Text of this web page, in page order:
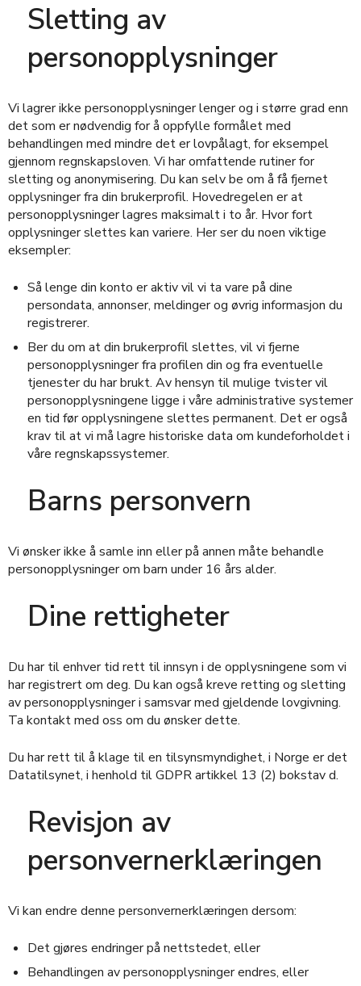
Sletting av
personopplysninger
Vi lagrer ikke personopplysninger lenger og i større grad enn
det som er nødvendig for å oppfylle formålet med
behandlingen med mindre det er lovpålagt, for eksempel
gjennom regnskapsloven. Vi har omfattende rutiner for
sletting og anonymisering. Du kan selv be om å få fjernet
opplysninger fra din brukerprofil. Hovedregelen er at
personopplysninger lagres maksimalt i to år. Hvor fort
opplysninger slettes kan variere. Her ser du noen viktige
eksempler:
Så lenge din konto er aktiv vil vi ta vare på dine
persondata, annonser, meldinger og øvrig informasjon du
registrerer.
Ber du om at din brukerprofil slettes, vil vi fjerne
personopplysninger fra profilen din og fra eventuelle
tjenester du har brukt. Av hensyn til mulige tvister vil
personopplysningene ligge i våre administrative systemer
en tid før opplysningene slettes permanent. Det er også
krav til at vi må lagre historiske data om kundeforholdet i
våre regnskapssystemer.
Barns personvern
Vi ønsker ikke å samle inn eller på annen måte behandle
personopplysninger om barn under 16 års alder.
Dine rettigheter
Du har til enhver tid rett til innsyn i de opplysningene som vi
har registrert om deg. Du kan også kreve retting og sletting
av personopplysninger i samsvar med gjeldende lovgivning.
Ta kontakt med oss om du ønsker dette.
Du har rett til å klage til en tilsynsmyndighet, i Norge er det
Datatilsynet, i henhold til GDPR artikkel 13 (2) bokstav d.
Revisjon av
personvernerklæringen
Vi kan endre denne personvernerklæringen dersom:
Det gjøres endringer på nettstedet, eller
Behandlingen av personopplysninger endres, eller